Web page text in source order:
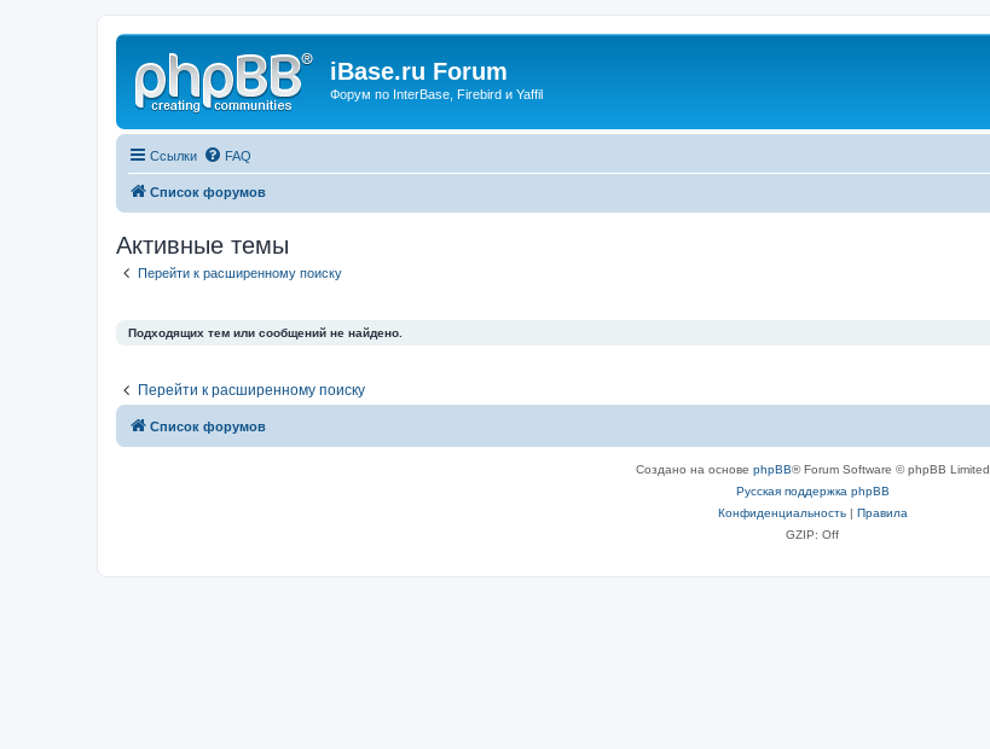
iBase.ru Forum
Форум по InterBase, Firebird и Yaffil
Ссылки FAQ
Список форумов
Активные темы
Перейти к расширенному поиску
Подходящих тем или сообщений не найдено.
Перейти к расширенному поиску
Список форумов
Создано на основе phpBB® Forum Software © phpBB Limited
Русская поддержка phpBB
Конфиденциальность| Правила
GZIP: Off